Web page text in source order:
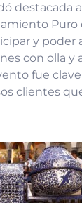
destacada
Puro
y poder
con olla y
fue
clientes